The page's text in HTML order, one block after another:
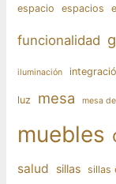
espacio espacios
funcionalidad
iluminación
luz mesa mesa
muebles
salud sillas sillas